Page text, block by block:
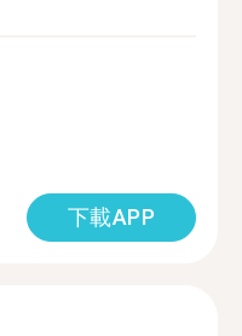
下載APP